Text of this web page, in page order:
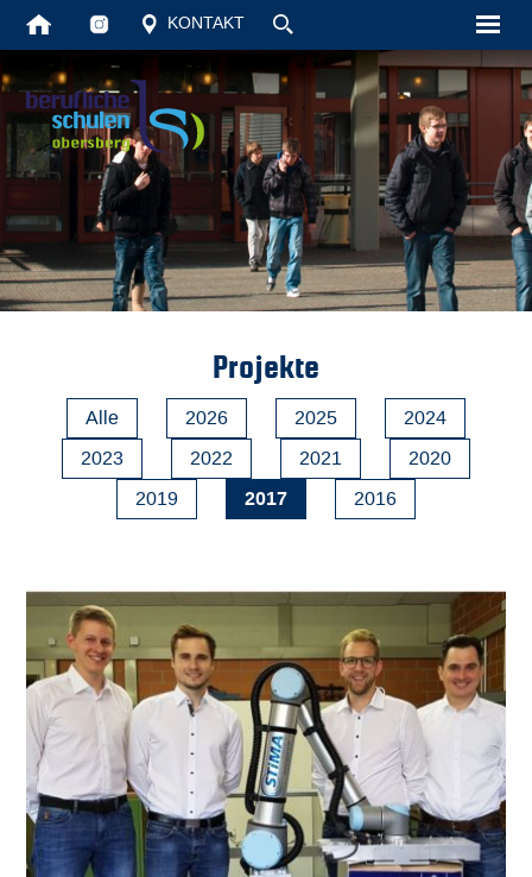
KONTAKT
Projekte
Alle 2026 2025
2024
2023
2022 2021
2020
2019
2017 2016
Startseite
Unsere
Schüler
Vollzeit
Kontakt
Datenschutz
Impressum